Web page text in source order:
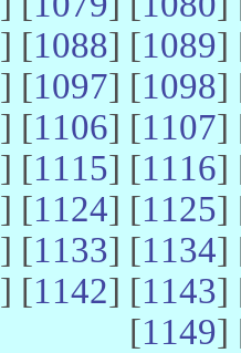
] [1088] [1089]
] [1097] [1098]
] [1106] [1107]
] [1115] [1116]
] [1124] [1125]
] [1133] [1134]
] [1142] [1143]
[1149]